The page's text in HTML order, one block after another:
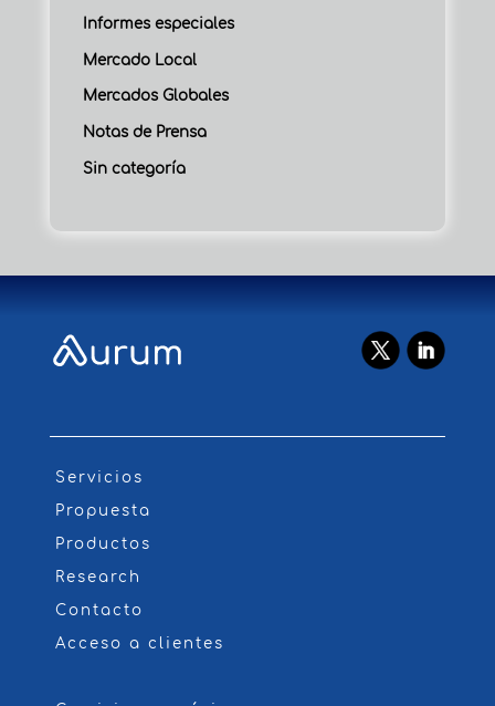
Informes especiales
Mercado Local
Mercados Globales
Notas de Prensa
Sin categoría
Servicios
Propuesta
Productos
Research
Contacto
Acceso a clientes